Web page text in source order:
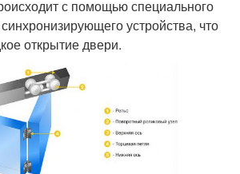
с помощью специального
устройства, что
открытие двери.